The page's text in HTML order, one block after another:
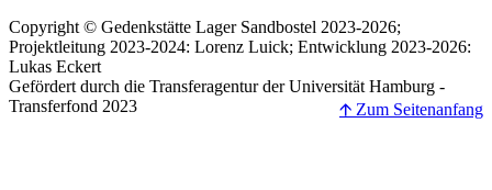
Copyright © Gedenkstätte Lager Sandbostel 2023-2026;
Projektleitung 2023-2024: Lorenz Luick; Entwicklung 2023-2026:
Lukas Eckert
Gefördert durch die Transferagentur der Universität Hamburg -
Transferfond 2023
🡩 Zum Seitenanfang